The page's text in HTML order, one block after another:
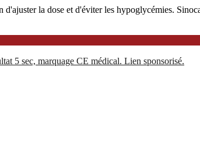
la dose et d'éviter les hypoglycémies.
5 sec, marquage CE médical. Lien sponsorisé.